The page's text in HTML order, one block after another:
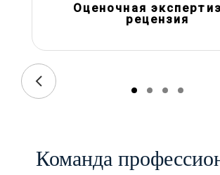
Оценочная
рецензия
Команда